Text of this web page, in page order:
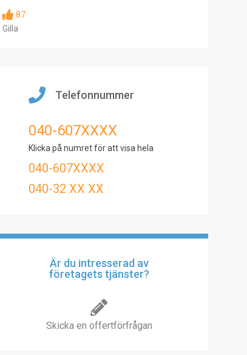
87
Gilla
Telefonnummer
040-607XXXX
Klicka på numret för att visa hela
040-607XXXX
040-32 XX XX
Är du intresserad av
företagets tjänster?
Skicka en offertförfrågan